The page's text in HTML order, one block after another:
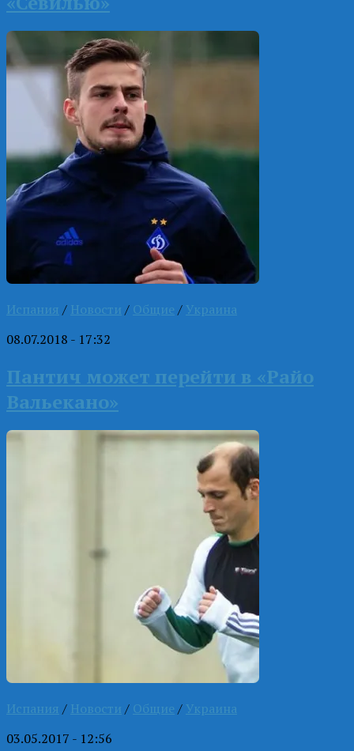
Испания / Новости / Общие / Украина
08.07.2018 - 17:32
Пантич может перейти в «Райо
Вальекано»
Испания / Новости / Общие / Украина
03.05.2017 - 12:56